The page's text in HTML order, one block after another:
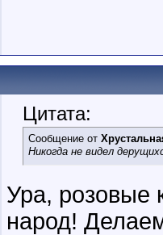
Цитата:
Сообщение от
Никогда не видел
Ура, розовые
народ!